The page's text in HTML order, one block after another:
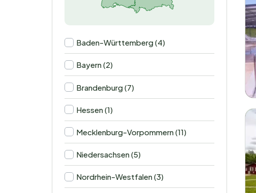
Baden-Württemberg (4)
Bayern (2)
Brandenburg (7)
Hessen (1)
Mecklenburg-Vorpommern (11)
Niedersachsen (5)
Nordrhein-Westfalen (3)